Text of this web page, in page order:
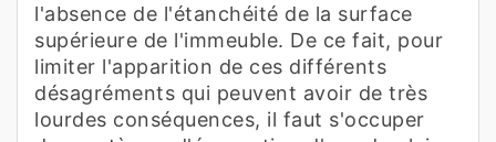
l'absence de l'étanchéité de la surface
supérieure de l'immeuble. De ce fait, pour
limiter l'apparition de ces différents
désagréments qui peuvent avoir de très
lourdes conséquences, il faut s'occuper